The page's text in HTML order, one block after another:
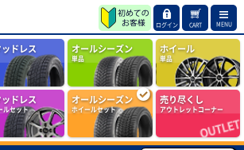
ログイン CART MENU
ドレス オールシーズン
単品
ホイール
単品
ドレス
ルセット
オールシーズン
ホイールセット
売り尽くし
アウトレットコーナー